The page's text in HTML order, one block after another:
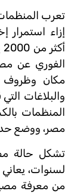
تعرب المنظمات
إزاء
الفوري عن
مكان وظروف
والبلاغات
المنظمات
مصر، ووضع حد
تشكل حالة
لسنوات،
من معرفة